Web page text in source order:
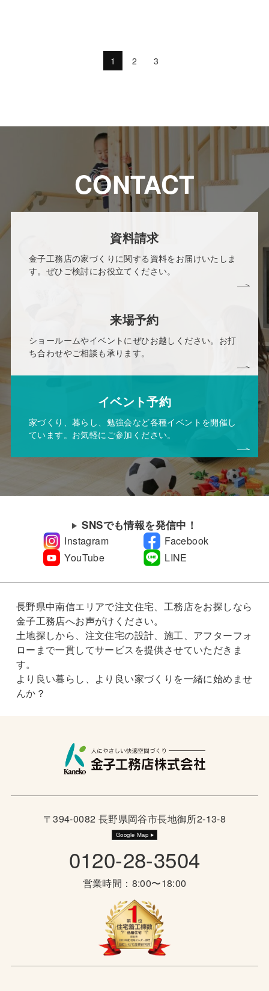
1 2 3
CONTACT
資料請求
金子工務店の家づくりに関する資料をお届けいたしま
す。ぜひご検討にお役立てください。
来場予約
ショールームやイベントにぜひお越しください。お打
ち合わせやご相談も承ります。
イベント予約
家づくり、暮らし、勉強会など各種イベントを開催し
ています。お気軽にご参加ください。
SNSでも情報を発信中！
Instagram
Facebook
YouTube
LINE
長野県中南信エリアで注文住宅、工務店をお探しなら
金子工務店へお声がけください。
土地探しから、注文住宅の設計、施工、アフターフォ
ローまで一貫してサービスを提供させていただきま
す。
より良い暮らし、より良い家づくりを一緒に始めませ
んか？
〒394-0082 長野県岡谷市長地御所2-13-8
Google Map
0120-28-3504
営業時間：8:00〜18:00